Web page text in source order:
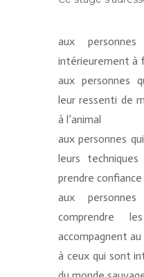
aux
intérieurement à
aux personnes
leur ressenti de
à l’animal
aux personnes
leurs
prendre
aux
comprendre
accompagnent
à ceux qui sont